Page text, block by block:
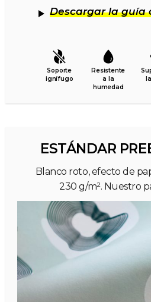
Descargar la guía
Soporte
ignífugo
Resistente
a la
humedad
ESTÁNDAR
Blanco roto, efecto de
230 g/m². Nuestro